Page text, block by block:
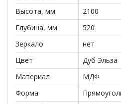
Высота, мм
2100
Глубина, мм
520
Зеркало
нет
Цвет
Дуб Эльза
Материал
МДФ
Форма